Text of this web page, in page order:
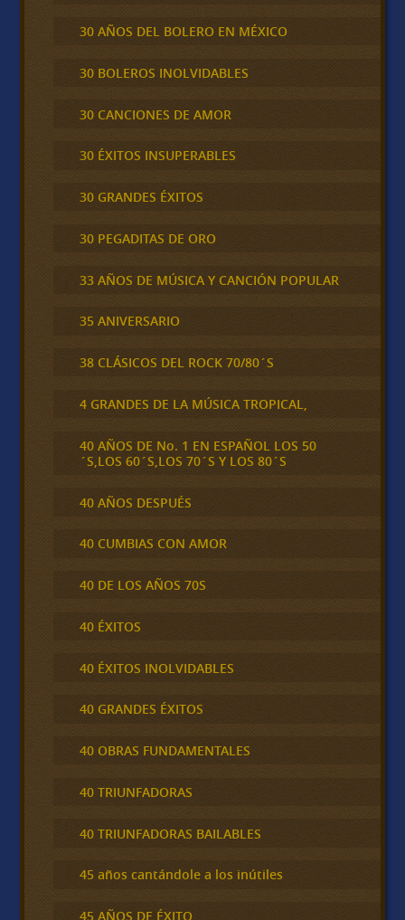
30 AÑOS DEL BOLERO EN MÉXICO
30 BOLEROS INOLVIDABLES
30 CANCIONES DE AMOR
30 ÉXITOS INSUPERABLES
30 GRANDES ÉXITOS
30 PEGADITAS DE ORO
33 AÑOS DE MÚSICA Y CANCIÓN POPULAR
35 ANIVERSARIO
38 CLÁSICOS DEL ROCK 70/80´S
4 GRANDES DE LA MÚSICA TROPICAL,
40 AÑOS DE No. 1 EN ESPAÑOL LOS 50
´S,LOS 60´S,LOS 70´S Y LOS 80´S
40 AÑOS DESPUÉS
40 CUMBIAS CON AMOR
40 DE LOS AÑOS 70S
40 ÉXITOS
40 ÉXITOS INOLVIDABLES
40 GRANDES ÉXITOS
40 OBRAS FUNDAMENTALES
40 TRIUNFADORAS
40 TRIUNFADORAS BAILABLES
45 años cantándole a los inútiles
45 AÑOS DE ÉXITO